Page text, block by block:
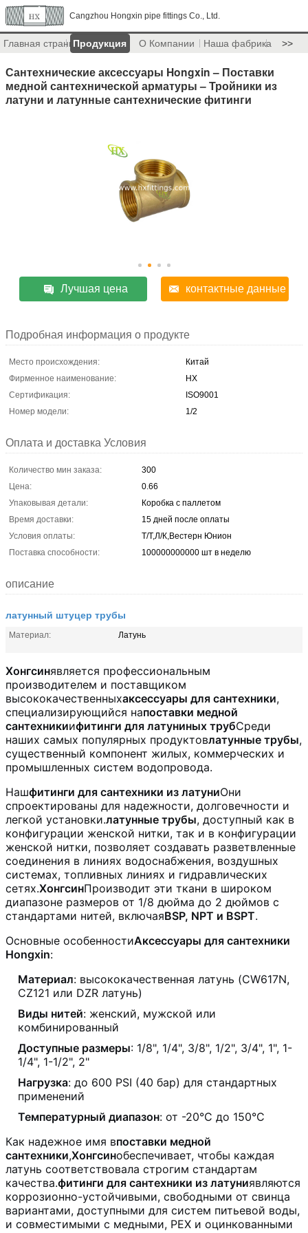
Cangzhou Hongxin pipe fittings Co., Ltd.
Главная страницаПродукция О Компании Наша фабрика >>
Сантехнические аксессуары Hongxin – Поставки
медной сантехнической арматуры – Тройники из
латуни и латунные сантехнические фитинги
Лучшая цена контактные данные
Подробная информация о продукте
Место происхождения:
Китай
Фирменное наименование:
HX
Сертификация:
ISO9001
Номер модели:
1/2
Оплата и доставка Условия
Количество мин заказа:
300
Цена:
0.66
Упаковывая детали:
Коробка с паллетом
Время доставки:
15 дней после оплаты
Условия оплаты:
Т/Т,Л/К,Вестерн Юнион
Поставка способности:
100000000000 шт в неделю
описание
латунный штуцер трубы
Материал: Латунь
Хонгсинявляется профессиональным
производителем и поставщиком
высококачественныхаксессуары для сантехники,
специализирующийся напоставки медной
сантехникиифитинги для латуниных трубСреди
наших самых популярных продуктовлатунные трубы,
существенный компонент жилых, коммерческих и
промышленных систем водопровода.
Нашфитинги для сантехники из латуниОни
спроектированы для надежности, долговечности и
легкой установки.латунные трубы, доступный как в
конфигурации женской нитки, так и в конфигурации
женской нитки, позволяет создавать разветвленные
соединения в линиях водоснабжения, воздушных
системах, топливных линиях и гидравлических
сетях.ХонгсинПроизводит эти ткани в широком
диапазоне размеров от 1/8 дюйма до 2 дюймов с
стандартами нитей, включаяBSP, NPT и BSPT.
Основные особенностиАксессуары для сантехники
Hongxin:
Материал: высококачественная латунь (CW617N,
CZ121 или DZR латунь)
Виды нитей: женский, мужской или
комбинированный
Доступные размеры: 1/8", 1/4", 3/8", 1/2", 3/4", 1", 1-
1/4", 1-1/2", 2"
Нагрузка: до 600 PSI (40 бар) для стандартных
применений
Температурный диапазон: от -20°C до 150°C
Как надежное имя впоставки медной
сантехники,Хонгсинобеспечивает, чтобы каждая
латунь соответствовала строгим стандартам
качества.фитинги для сантехники из латуниявляются
коррозионно-устойчивыми, свободными от свинца
вариантами, доступными для систем питьевой воды,
и совместимыми с медными, PEX и оцинкованными